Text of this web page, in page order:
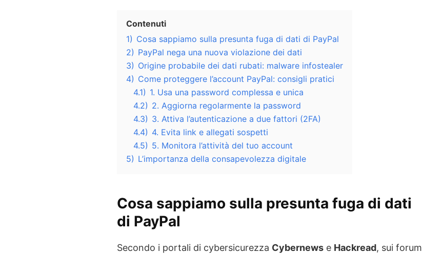
Contenuti
1) Cosa sappiamo sulla presunta fuga di dati di PayPal
2) PayPal nega una nuova violazione dei dati
3) Origine probabile dei dati rubati: malware infostealer
4) Come proteggere l’account PayPal: consigli pratici
4.1) 1. Usa una password complessa e unica
4.2) 2. Aggiorna regolarmente la password
4.3) 3. Attiva l’autenticazione a due fattori (2FA)
4.4) 4. Evita link e allegati sospetti
4.5) 5. Monitora l’attività del tuo account
5) L’importanza della consapevolezza digitale
Cosa sappiamo sulla presunta fuga di dati
di PayPal
Secondo i portali di cybersicurezza Cybernews e Hackread, sui forum